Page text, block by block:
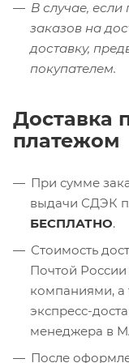
В случае,
заказов на
доставку,
покупателем.
Доставка
платежом
При сумме
выдачи СДЭК
БЕСПЛАТНО.
Стоимость
Почтой
компаниями, а
экспресс-
менеджера в
После